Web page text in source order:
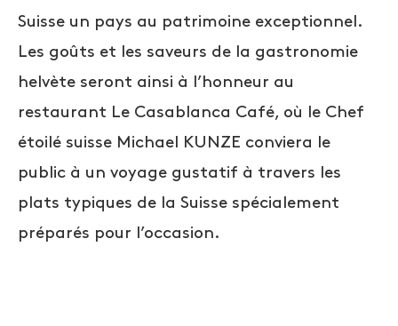
Suisse un pays au patrimoine exceptionnel.
Les goûts et les saveurs de la gastronomie
helvète seront ainsi à l’honneur au
restaurant Le Casablanca Café, où le Chef
étoilé suisse Michael KUNZE conviera le
public à un voyage gustatif à travers les
plats typiques de la Suisse spécialement
préparés pour l’occasion.